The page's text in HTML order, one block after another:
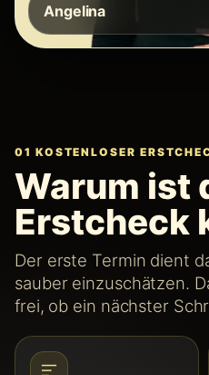
Angelina
01 KOSTENLOSER
Warum ist
Erstcheck
Der erste Termin dient
sauber einzuschätzen.
frei, ob ein nächster